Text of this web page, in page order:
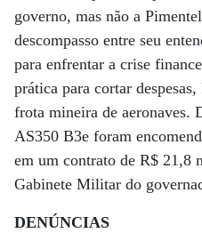
governo, mas não a
descompasso entre seu
para enfrentar a crise
prática para cortar
frota mineira de aeronaves.
AS350 B3e foram
em um contrato de R$ 21,8
Gabinete Militar do
DENÚNCIAS